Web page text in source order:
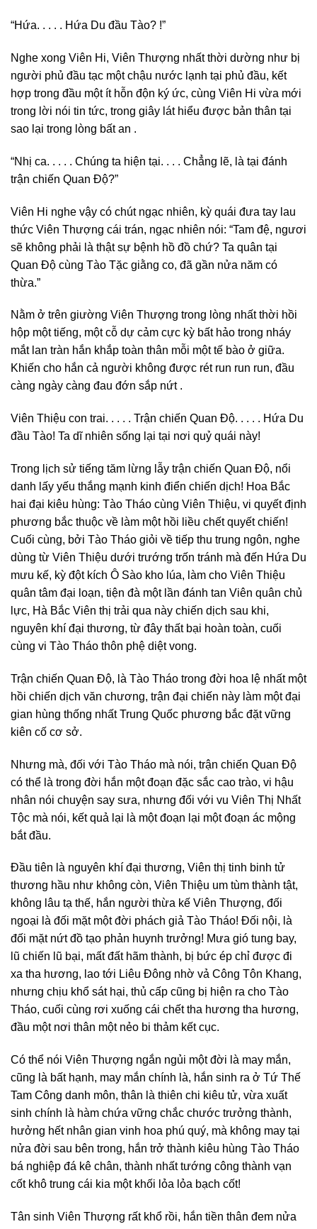
“Hứa. . . . . Hứa Du đầu Tào? !”
Nghe xong Viên Hi, Viên Thượng nhất thời dường như bị
người phủ đầu tạc một chậu nước lạnh tại phủ đầu, kết
hợp trong đầu một ít hỗn độn ký ức, cùng Viên Hi vừa mới
trong lời nói tin tức, trong giây lát hiểu được bản thân tại
sao lại trong lòng bất an .
“Nhị ca. . . . . Chúng ta hiện tại. . . . Chẳng lẽ, là tại đánh
trận chiến Quan Độ?”
Viên Hi nghe vậy có chút ngạc nhiên, kỳ quái đưa tay lau
thức Viên Thượng cái trán, ngạc nhiên nói: “Tam đệ, ngươi
sẽ không phải là thật sự bệnh hồ đồ chứ? Ta quân tại
Quan Độ cùng Tào Tặc giằng co, đã gần nửa năm có
thừa.”
Nằm ở trên giường Viên Thượng trong lòng nhất thời hồi
hộp một tiếng, một cỗ dự cảm cực kỳ bất hảo trong nháy
mắt lan tràn hắn khắp toàn thân mỗi một tế bào ở giữa.
Khiến cho hắn cả người không được rét run run run, đầu
càng ngày càng đau đớn sắp nứt .
Viên Thiệu con trai. . . . . Trận chiến Quan Độ. . . . . Hứa Du
đầu Tào! Ta dĩ nhiên sống lại tại nơi quỷ quái này!
Trong lịch sử tiếng tăm lừng lẫy trận chiến Quan Độ, nổi
danh lấy yếu thắng mạnh kinh điển chiến dịch! Hoa Bắc
hai đại kiêu hùng: Tào Tháo cùng Viên Thiệu, vi quyết định
phương bắc thuộc về làm một hồi liều chết quyết chiến!
Cuối cùng, bởi Tào Tháo giỏi về tiếp thu trung ngôn, nghe
dùng từ Viên Thiệu dưới trướng trốn tránh mà đến Hứa Du
mưu kế, kỳ đột kích Ô Sào kho lúa, làm cho Viên Thiệu
quân tâm đại loạn, tiện đà một lần đánh tan Viên quân chủ
lực, Hà Bắc Viên thị trải qua này chiến dịch sau khi,
nguyên khí đại thương, từ đây thất bại hoàn toàn, cuối
cùng vi Tào Tháo thôn phệ diệt vong.
Trận chiến Quan Độ, là Tào Tháo trong đời hoa lệ nhất một
hồi chiến dịch văn chương, trận đại chiến này làm một đại
gian hùng thống nhất Trung Quốc phương bắc đặt vững
kiên cố cơ sở.
Nhưng mà, đối với Tào Tháo mà nói, trận chiến Quan Độ
có thể là trong đời hắn một đoạn đặc sắc cao trào, vi hậu
nhân nói chuyện say sưa, nhưng đối với vu Viên Thị Nhất
Tộc mà nói, kết quả lại là một đoạn lại một đoạn ác mộng
bắt đầu.
Đầu tiên là nguyên khí đại thương, Viên thị tinh binh tử
thương hầu như không còn, Viên Thiệu um tùm thành tật,
không lâu tạ thế, hắn người thừa kế Viên Thượng, đối
ngoại là đối mặt một đời phách giả Tào Tháo! Đối nội, là
đối mặt nứt đồ tạo phản huynh trưởng! Mưa gió tung bay,
lũ chiến lũ bại, mất đất hãm thành, bị bức ép chỉ được đi
xa tha hương, lao tới Liêu Đông nhờ vả Công Tôn Khang,
nhưng chịu khổ sát hại, thủ cấp cũng bị hiện ra cho Tào
Tháo, cuối cùng rơi xuống cái chết tha hương tha hương,
đầu một nơi thân một nẻo bi thảm kết cục.
Có thể nói Viên Thượng ngắn ngủi một đời là may mắn,
cũng là bất hạnh, may mắn chính là, hắn sinh ra ở Tứ Thế
Tam Công danh môn, thân là thiên chi kiêu tử, vừa xuất
sinh chính là hàm chứa vững chắc chước trưởng thành,
hưởng hết nhân gian vinh hoa phú quý, mà không may tại
nửa đời sau bên trong, hắn trở thành kiêu hùng Tào Tháo
bá nghiệp đá kê chân, thành nhất tướng công thành vạn
cốt khô trung cái kia một khối lỏa lỏa bạch cốt!
Tân sinh Viên Thượng rất khổ rồi, hắn tiền thân đem nửa